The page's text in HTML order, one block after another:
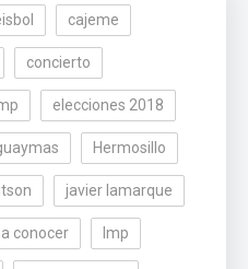
cajeme
concierto
elecciones 2018
Hermosillo
javier lamarque
conocer lmp